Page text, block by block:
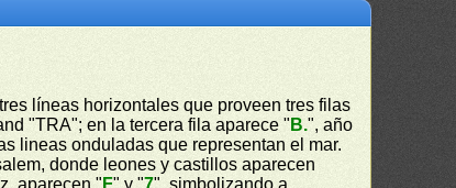
líneas horizontales que proveen tres filas
"TRA"; en la tercera fila aparece " B.", año
lineas onduladas que representan el mar.
donde leones y castillos aparecen
aparecen " F" y "7", simbolizando a